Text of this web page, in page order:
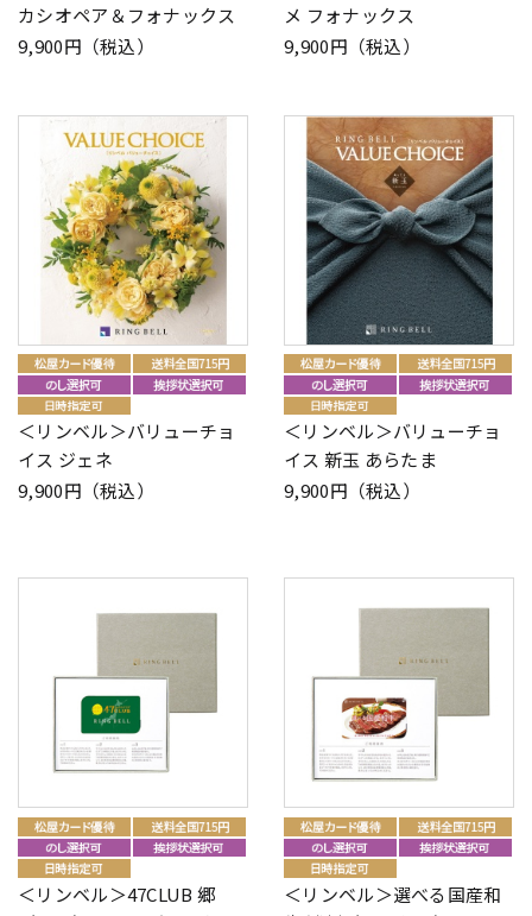
カシオペア＆フォナックス
9,900円（税込）
メ フォナックス
9,900円（税込）
＜リンベル＞バリューチョ
イス ジェネ
9,900円（税込）
＜リンベル＞バリューチョ
イス 新玉 あらたま
9,900円（税込）
＜リンベル＞47CLUB 郷
＜リンベル＞選べる国産和